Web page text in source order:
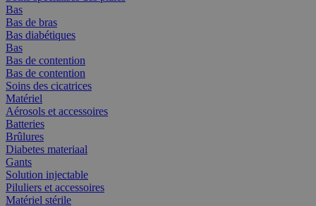
Bas
Bas de bras
Bas diabétiques
Bas
Bas de contention
Bas de contention
Soins des cicatrices
Matériel
Aérosols et accessoires
Batteries
Brûlures
Diabetes materiaal
Gants
Solution injectable
Piluliers et accessoires
Matériel stérile